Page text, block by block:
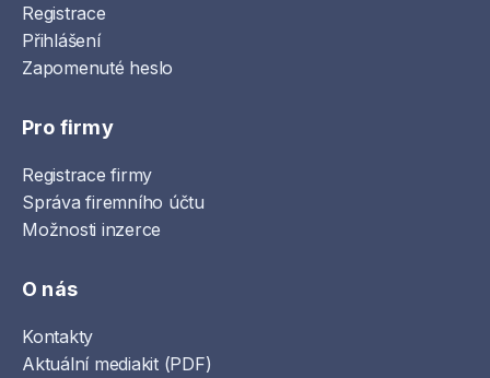
Registrace
Přihlášení
Zapomenuté heslo
Pro firmy
Registrace firmy
Správa firemního účtu
Možnosti inzerce
O nás
Kontakty
Aktuální mediakit (PDF)